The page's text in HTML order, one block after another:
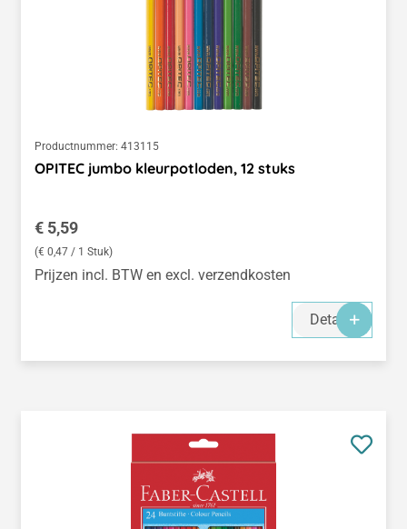
Productnummer: 413115
OPITEC jumbo kleurpotloden, 12 stuks
Normale prijs:
€ 5,59
(€ 0,47 / 1 Stuk)
Prijzen incl. BTW en excl. verzendkosten
Details